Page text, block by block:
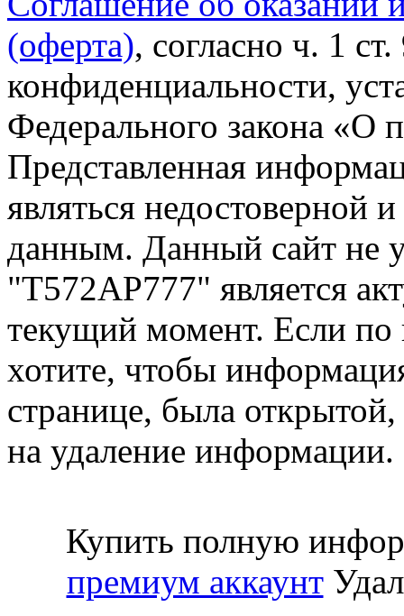
(оферта), согласно ч. 1
конфиденциальности,
Федерального закона «О
Представленная
являться недостоверной
данным. Данный сайт не
"Т572АР777" является
текущий момент. Если
хотите, чтобы
странице, была открытой,
на удаление информации.
Купить полную
премиум аккаунт